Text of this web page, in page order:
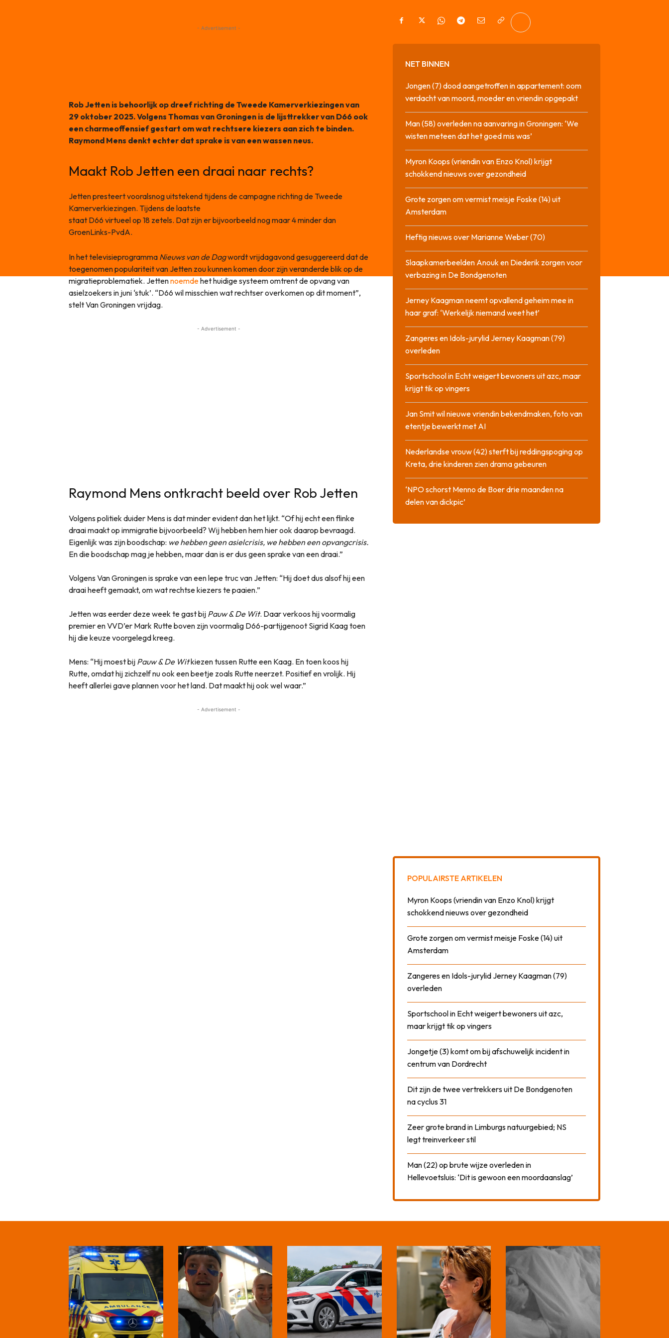
- Advertisement -
Rob Jetten is behoorlijk op dreef richting de Tweede Kamerverkiezingen van
29 oktober 2025. Volgens Thomas van Groningen is de lijsttrekker van D66 ook
een charmeoffensief gestart om wat rechtsere kiezers aan zich te binden.
Raymond Mens denkt echter dat sprake is van een wassen neus.
Maakt Rob Jetten een draai naar rechts?
Jetten presteert vooralsnog uitstekend tijdens de campagne richting de Tweede
Kamerverkiezingen. Tijdens de laatste
staat D66 virtueel op 18 zetels. Dat zijn er bijvoorbeeld nog maar 4 minder dan
GroenLinks-PvdA.
In het televisieprogramma Nieuws van de Dagwordt vrijdagavond gesuggereerd dat de
toegenomen populariteit van Jetten zou kunnen komen door zijn veranderde blik op de
migratieproblematiek. Jettennoemdehet huidige systeem omtrent de opvang van
asielzoekers in juni ‘stuk’. “D66 wil misschien wat rechtser overkomen op dit moment”,
stelt Van Groningen vrijdag.
- Advertisement -
Raymond Mens ontkracht beeld over Rob Jetten
Volgens politiek duider Mens is dat minder evident dan het lijkt. “Of hij echt een flinke
draai maakt op immigratie bijvoorbeeld? Wij hebben hem hier ook daarop bevraagd.
Eigenlijk was zijn boodschap: we hebben geen asielcrisis, we hebben een opvangcrisis.
En die boodschap mag je hebben, maar dan is er dus geen sprake van een draai.”
Volgens Van Groningen is sprake van een lepe truc van Jetten: “Hij doet dus alsof hij een
draai heeft gemaakt, om wat rechtse kiezers te paaien.”
Jetten was eerder deze week te gast bij Pauw & De Wit. Daar verkoos hij voormalig
premier en VVD’er Mark Rutte boven zijn voormalig D66-partijgenoot Sigrid Kaag toen
hij die keuze voorgelegd kreeg.
Mens: “Hij moest bij Pauw & De Witkiezen tussen Rutte een Kaag. En toen koos hij
Rutte, omdat hij zichzelf nu ook een beetje zoals Rutte neerzet. Positief en vrolijk. Hij
heeft allerlei gave plannen voor het land. Dat maakt hij ook wel waar.”
- Advertisement -
NET BINNEN
Jongen (7) dood aangetroffen in appartement: oom
verdacht van moord, moeder en vriendin opgepakt
Man (58) overleden na aanvaring in Groningen: ‘We
wisten meteen dat het goed mis was’
Myron Koops (vriendin van Enzo Knol) krijgt
schokkend nieuws over gezondheid
Grote zorgen om vermist meisje Foske (14) uit
Amsterdam
Heftig nieuws over Marianne Weber (70)
Slaapkamerbeelden Anouk en Diederik zorgen voor
verbazing in De Bondgenoten
Jerney Kaagman neemt opvallend geheim mee in
haar graf: ‘Werkelijk niemand weet het’
Zangeres en Idols-jurylid Jerney Kaagman (79)
overleden
Sportschool in Echt weigert bewoners uit azc, maar
krijgt tik op vingers
Jan Smit wil nieuwe vriendin bekendmaken, foto van
etentje bewerkt met AI
Nederlandse vrouw (42) sterft bij reddingspoging op
Kreta, drie kinderen zien drama gebeuren
‘NPO schorst Menno de Boer drie maanden na
delen van dickpic’
POPULAIRSTE ARTIKELEN
Myron Koops (vriendin van Enzo Knol) krijgt
schokkend nieuws over gezondheid
Grote zorgen om vermist meisje Foske (14) uit
Amsterdam
Zangeres en Idols-jurylid Jerney Kaagman (79)
overleden
Sportschool in Echt weigert bewoners uit azc,
maar krijgt tik op vingers
Jongetje (3) komt om bij afschuwelijk incident in
centrum van Dordrecht
Dit zijn de twee vertrekkers uit De Bondgenoten
na cyclus 31
Zeer grote brand in Limburgs natuurgebied; NS
legt treinverkeer stil
Man (22) op brute wijze overleden in
Hellevoetsluis: ‘Dit is gewoon een moordaanslag’